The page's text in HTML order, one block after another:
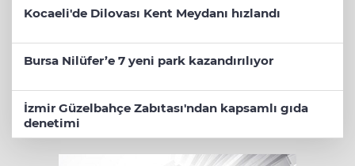
Kocaeli'de Dilovası Kent Meydanı hızlandı
Bursa Nilüfer’e 7 yeni park kazandırılıyor
İzmir Güzelbahçe Zabıtası'ndan kapsamlı gıda
denetimi